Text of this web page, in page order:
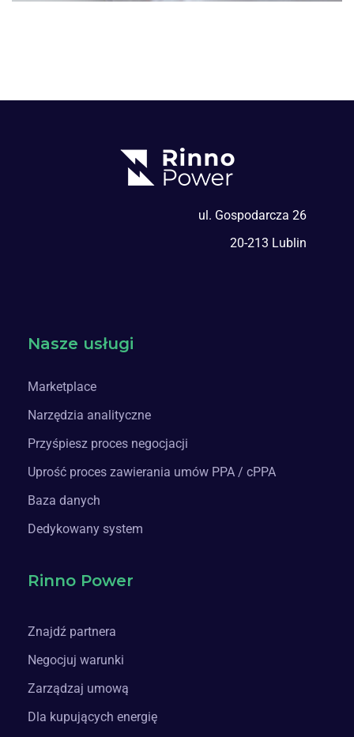
ul. Gospodarcza 26
20-213 Lublin
Nasze usługi
Marketplace
Narzędzia analityczne
Przyśpiesz proces negocjacji
Uprość proces zawierania umów PPA / cPPA
Baza danych
Dedykowany system
Rinno Power
Znajdź partnera
Negocjuj warunki
Zarządzaj umową
Dla kupujących energię